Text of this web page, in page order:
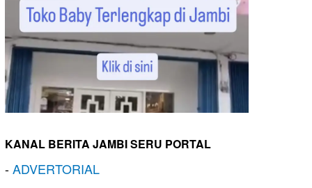
KANAL BERITA JAMBI SERU PORTAL
-ADVERTORIAL